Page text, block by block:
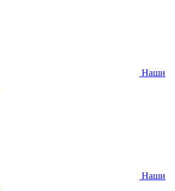
Наши
Наши